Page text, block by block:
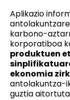
Aplikazio
karbono-
korporatiboa
produktuen
ekonomia
antolakuntza-
guztia